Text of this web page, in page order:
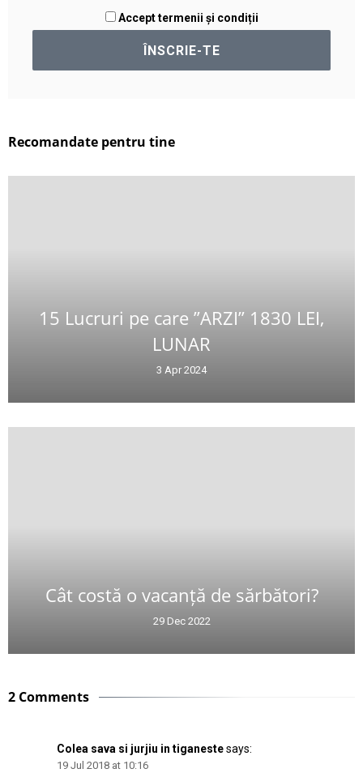
Accept termenii și condiții
Recomandate pentru tine
15 Lucruri pe care ”ARZI” 1830 LEI,
LUNAR
3 Apr 2024
Cât costă o vacanță de sărbători?
29 Dec 2022
2 Comments
Colea sava si jurjiu in tiganestesays:
19 Jul 2018 at 10:16